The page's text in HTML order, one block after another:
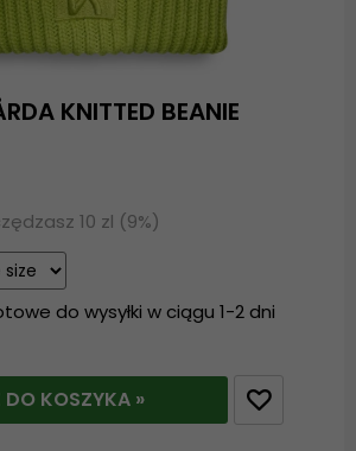
KNITTED BEANIE
10 zl (9%)
do wysyłki w ciągu 1-2 dni
KOSZYKA »